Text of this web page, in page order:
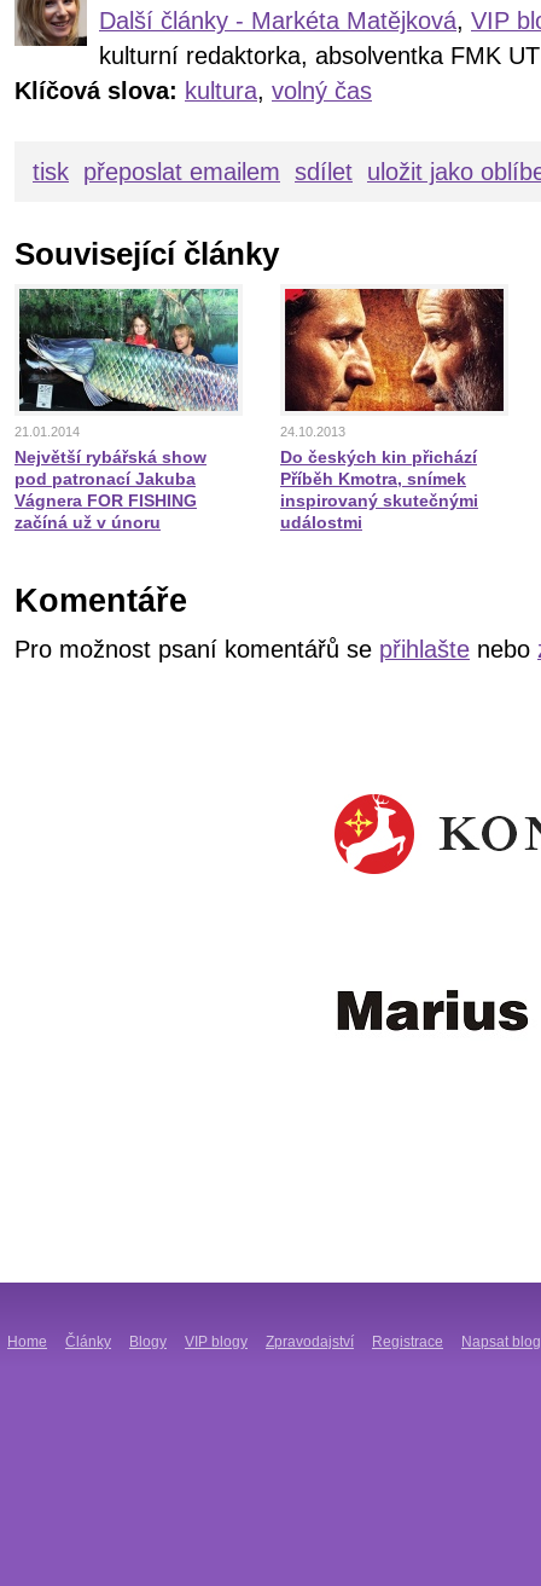
Další články - Markéta Matějková, VIP
kulturní redaktorka, absolventka FMK
Klíčová slova: kultura, volný čas
tisk přeposlat emailem sdílet uložit jako
Související články
21.01.2014
Největší rybářská show
pod patronací Jakuba
Vágnera FOR FISHING
začíná už v únoru
24.10.2013
Do českých kin přichází
Příběh Kmotra, snímek
inspirovaný skutečnými
událostmi
Komentáře
Pro možnost psaní komentářů se přihlašte nebo
Home Články Blogy VIP blogy Zpravodajství Registrace Napsat blog